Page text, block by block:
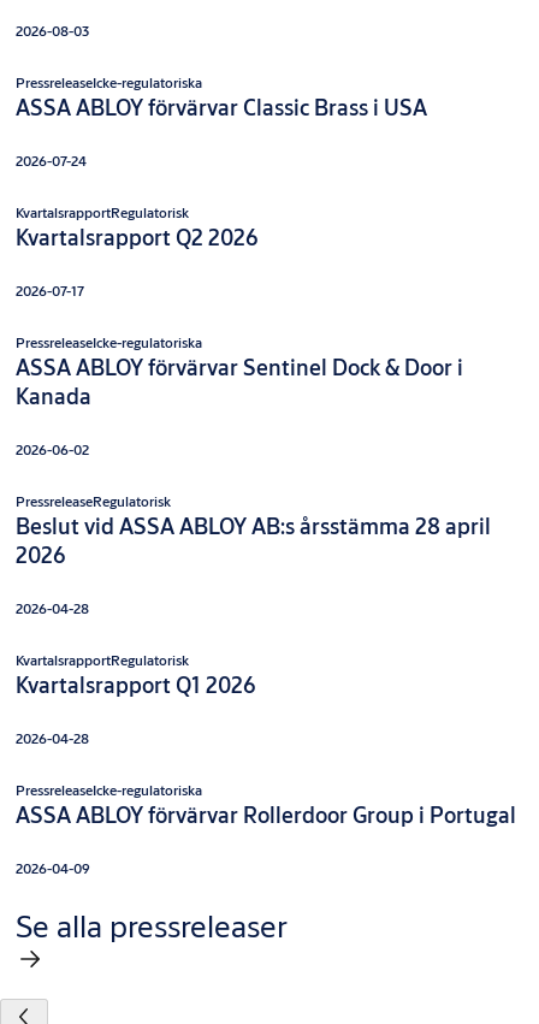
2026-08-03
PressreleaseIcke-regulatoriska
ASSA ABLOY förvärvar Classic Brass i USA
2026-07-24
KvartalsrapportRegulatorisk
Kvartalsrapport Q2 2026
2026-07-17
PressreleaseIcke-regulatoriska
ASSA ABLOY förvärvar Sentinel Dock & Door i
Kanada
2026-06-02
PressreleaseRegulatorisk
Beslut vid ASSA ABLOY AB:s årsstämma 28 april
2026
2026-04-28
KvartalsrapportRegulatorisk
Kvartalsrapport Q1 2026
2026-04-28
PressreleaseIcke-regulatoriska
ASSA ABLOY förvärvar Rollerdoor Group i Portugal
2026-04-09
Se alla pressreleaser